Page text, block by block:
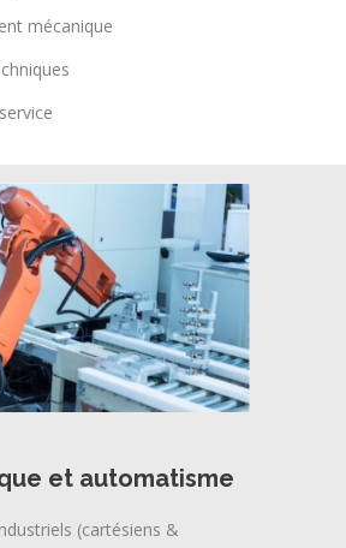
mécanique
et automatisme
(cartésiens &